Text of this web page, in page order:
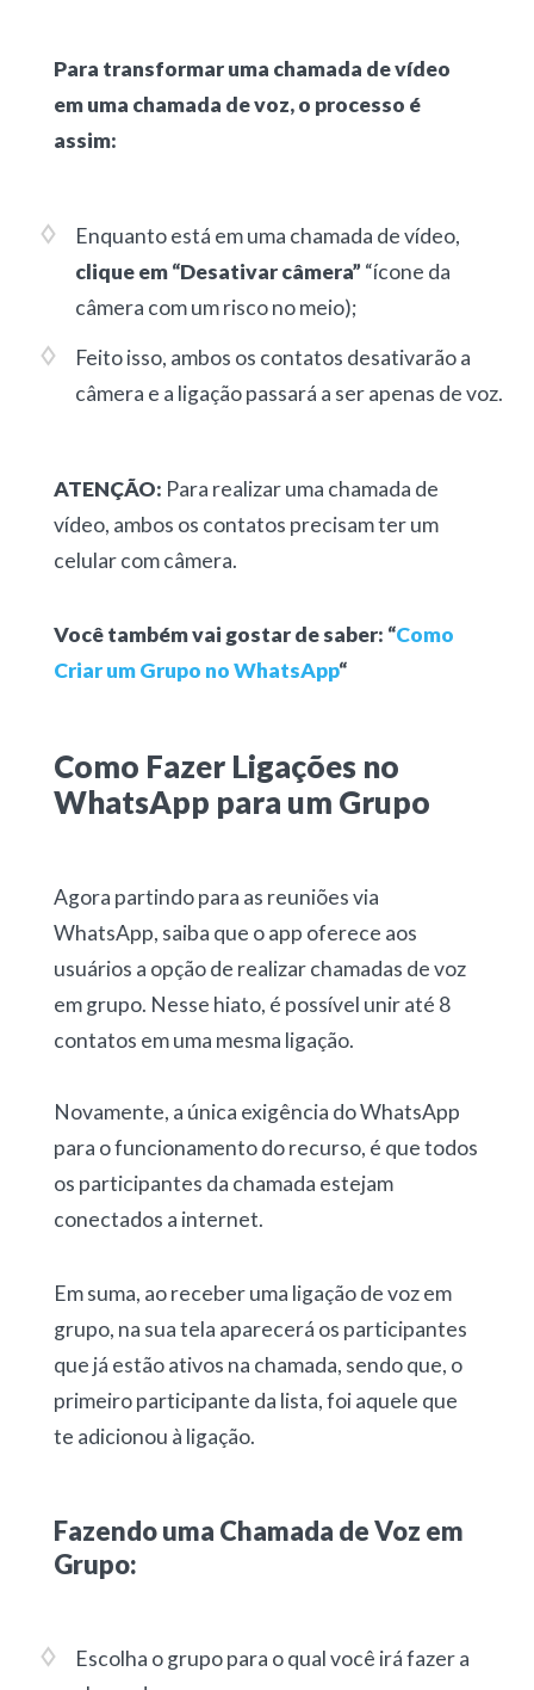
Para transformar uma chamada de vídeo
em uma chamada de voz, o processo é
assim:
Enquanto está em uma chamada de vídeo,
clique em “Desativar câmera” “ícone da
câmera com um risco no meio);
Feito isso, ambos os contatos desativarão a
câmera e a ligação passará a ser apenas de voz.
ATENÇÃO: Para realizar uma chamada de
vídeo, ambos os contatos precisam ter um
celular com câmera.
Você também vai gostar de saber: “Como
Criar um Grupo no WhatsApp“
Como Fazer Ligações no
WhatsApp para um Grupo
Agora partindo para as reuniões via
WhatsApp, saiba que o app oferece aos
usuários a opção de realizar chamadas de voz
em grupo. Nesse hiato, é possível unir até 8
contatos em uma mesma ligação.
Novamente, a única exigência do WhatsApp
para o funcionamento do recurso, é que todos
os participantes da chamada estejam
conectados a internet.
Em suma, ao receber uma ligação de voz em
grupo, na sua tela aparecerá os participantes
que já estão ativos na chamada, sendo que, o
primeiro participante da lista, foi aquele que
te adicionou à ligação.
Fazendo uma Chamada de Voz em
Grupo:
Escolha o grupo para o qual você irá fazer a